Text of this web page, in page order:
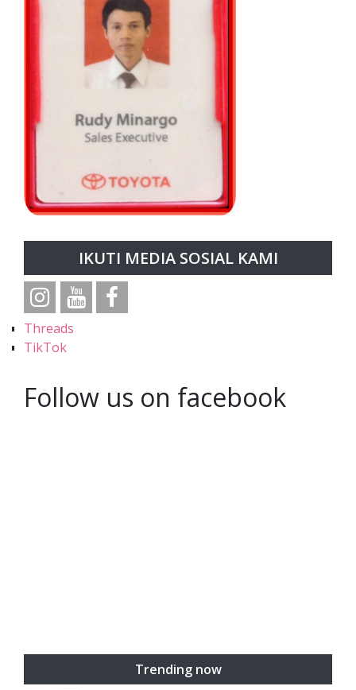
IKUTI MEDIA SOSIAL KAMI
Threads
TikTok
Follow us on facebook
Trending now